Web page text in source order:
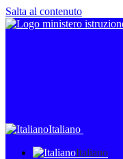
Salta al contenuto
Italiano
Italiano